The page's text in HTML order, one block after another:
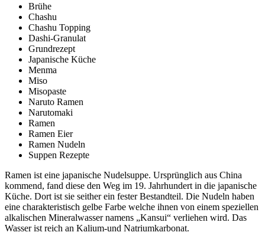
Brühe
Chashu
Chashu Topping
Dashi-Granulat
Grundrezept
Japanische Küche
Menma
Miso
Misopaste
Naruto Ramen
Narutomaki
Ramen
Ramen Eier
Ramen Nudeln
Suppen Rezepte
Ramen ist eine japanische Nudelsuppe. Ursprünglich aus China
kommend, fand diese den Weg im 19. Jahrhundert in die japanische
Küche. Dort ist sie seither ein fester Bestandteil. Die Nudeln haben
eine charakteristisch gelbe Farbe welche ihnen von einem speziellen
alkalischen Mineralwasser namens „Kansui“ verliehen wird. Das
Wasser ist reich an Kalium-und Natriumkarbonat.